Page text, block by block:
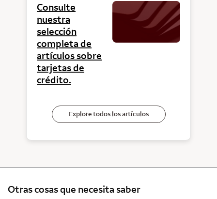
Consulte
nuestra
selección
completa de
artículos sobre
tarjetas de
crédito.
Explore todos los artículos
Otras cosas que necesita saber